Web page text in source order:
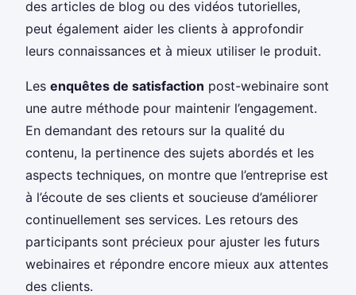
des articles de blog ou des vidéos tutorielles,
peut également aider les clients à approfondir
leurs connaissances et à mieux utiliser le produit.
Les enquêtes de satisfaction post-webinaire sont
une autre méthode pour maintenir l’engagement.
En demandant des retours sur la qualité du
contenu, la pertinence des sujets abordés et les
aspects techniques, on montre que l’entreprise est
à l’écoute de ses clients et soucieuse d’améliorer
continuellement ses services. Les retours des
participants sont précieux pour ajuster les futurs
webinaires et répondre encore mieux aux attentes
des clients.